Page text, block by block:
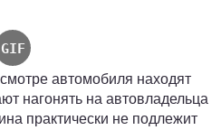
автомобиля находят
нагонять на автовладельца
практически не подлежит